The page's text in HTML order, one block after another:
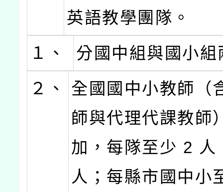
英語教學團隊。
１、
分國中組與國小組
２、
全國國中小教師（
師與代理代課教師
加，每隊至少 2 人
人；每縣市國中小